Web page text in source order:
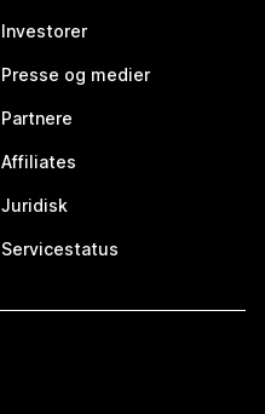
Investorer
Presse og medier
Partnere
Affiliates
Juridisk
Servicestatus